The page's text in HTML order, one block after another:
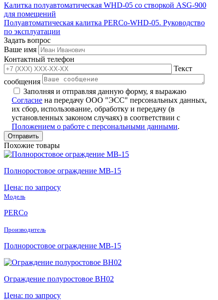
Калитка полуавтоматическая WHD-05 со створкой ASG-900
для помещений
Полуавтоматическая калитка PERCo-WHD-05. Руководство
по эксплуатации
Задать вопрос
Ваше имя
Контактный телефон
Текст
сообщения
Заполняя и отправляя данную форму, я выражаю
Согласие на передачу ООО "ЭСС" персональных данных,
их сбор, использование, обработку и передачу (в
установленных законом случаях) в соответствии с
Положением о работе с персональными данными.
Похожие товары
Полноростовое ограждение MB-15
Цена: по запросу
Модель
PERCo
Производитель
Полноростовое ограждение MB-15
Ограждение полуростовое BH02
Цена: по запросу